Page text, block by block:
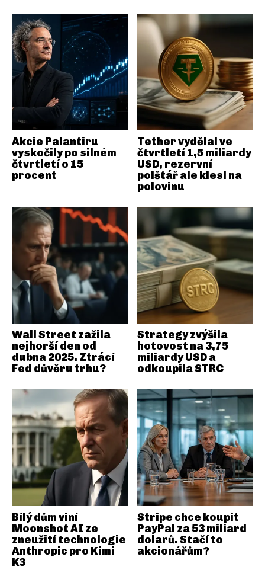
Akcie Palantiru
vyskočily po silném
čtvrtletí o 15
procent
Tether vydělal ve
čtvrtletí 1,5 miliardy
USD, rezervní
polštář ale klesl na
polovinu
Wall Street zažila
nejhorší den od
dubna 2025. Ztrácí
Fed důvěru trhu?
Strategy zvýšila
hotovost na 3,75
miliardy USD a
odkoupila STRC
Bílý dům viní
Moonshot AI ze
zneužití technologie
Anthropic pro Kimi
K3
Stripe chce koupit
PayPal za 53 miliard
dolarů. Stačí to
akcionářům?